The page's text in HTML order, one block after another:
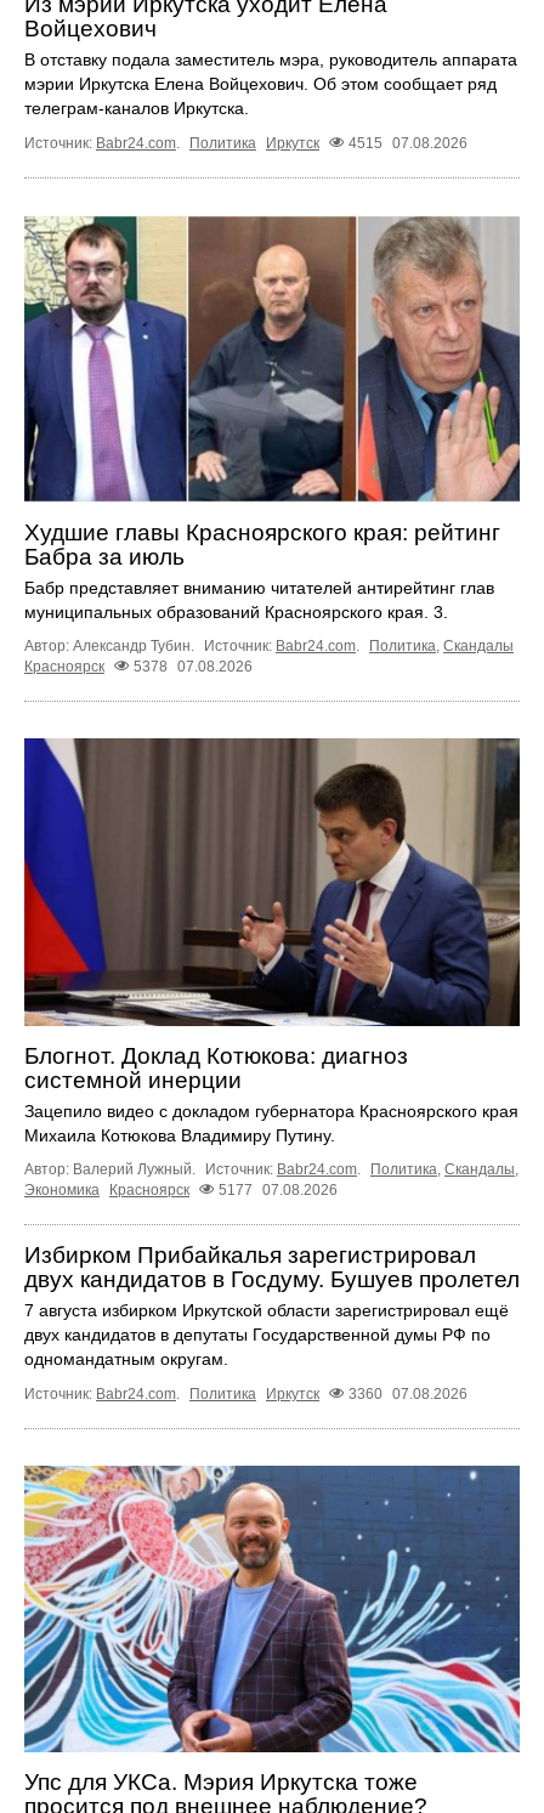
Войцехович
В отставку подала заместитель мэра, руководитель аппарата
мэрии Иркутска Елена Войцехович. Об этом сообщает ряд
телеграм‑каналов Иркутска.
Источник: Babr24.com. Политика Иркутск 4515 07.08.2026
Худшие главы Красноярского края: рейтинг
Бабра за июль
Бабр представляет вниманию читателей антирейтинг глав
муниципальных образований Красноярского края. 3.
Автор: Александр Тубин. Источник: Babr24.com. Политика, Скандалы
Красноярск
5378 07.08.2026
Блогнот. Доклад Котюкова: диагноз
системной инерции
Зацепило видео с докладом губернатора Красноярского края
Михаила Котюкова Владимиру Путину.
Автор: Валерий Лужный. Источник: Babr24.com Политика Скандалы
Экономика
Красноярск 5177 07.08.2026
Избирком Прибайкалья зарегистрировал
двух кандидатов в Госдуму. Бушуев пролетел
7 августа избирком Иркутской области зарегистрировал ещё
двух кандидатов в депутаты Государственной думы РФ по
одномандатным округам.
Источник: Babr24.com. Политика Иркутск 3360 07.08.2026
Упс для УКСа. Мэрия Иркутска тоже
просится под внешнее наблюдение?